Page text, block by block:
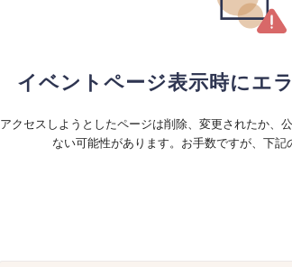
イベントページ表示時にエ
アクセスしようとしたページは削除、変更されたか、
ない可能性があります。お手数ですが、下記